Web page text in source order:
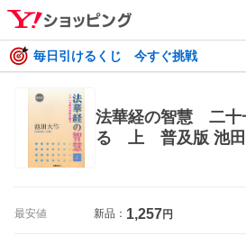
毎日引けるくじ 今すぐ挑戦
法華経の智慧 二十
る 上 普及版 池田
最安値 新品： 1,257円